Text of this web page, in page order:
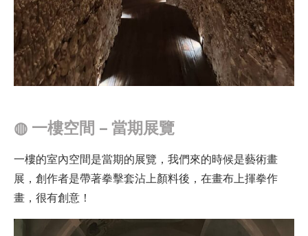
◍ 一樓空間 – 當期展覽
一樓的室內空間是當期的展覽，我們來的時候是藝術畫
展，創作者是帶著拳擊套沾上顏料後，在畫布上揮拳作
畫，很有創意！